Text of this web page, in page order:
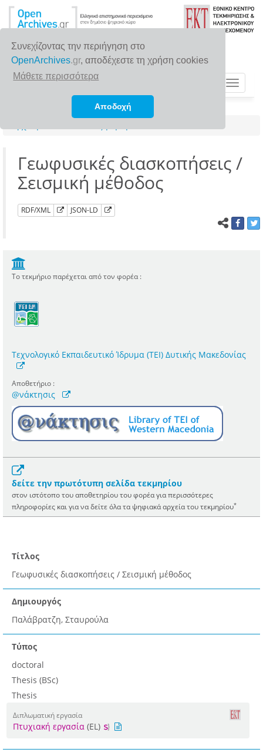
Συνεχίζοντας την περιήγηση στο
OpenArchives.gr, αποδέχεστε τη χρήση cookies
Μάθετε περισσότερα
Αποδοχή
Toggle
Γεωφυσικές διασκοπήσεις /
Σεισμική μέθοδος
RDF/XML JSON-LD
Το τεκμήριο παρέχεται από τον φορέα :
Τεχνολογικό Εκπαιδευτικό Ίδρυμα (ΤΕΙ) Δυτικής Μακεδονίας
Αποθετήριο :
@νάκτησις
δείτε την πρωτότυπη σελίδα τεκμηρίου
στον ιστότοπο του αποθετηρίου του φορέα για περισσότερες
πληροφορίες και για να δείτε όλα τα ψηφιακά αρχεία του τεκμηρίου*
Τίτλος
Γεωφυσικές διασκοπήσεις / Σεισμική μέθοδος
Δημιουργός
Παλάβρατζη, Σταυρούλα
Τύπος
doctoral
Thesis (BSc)
Thesis
Διπλωματική εργασία
Πτυχιακή εργασία (EL)